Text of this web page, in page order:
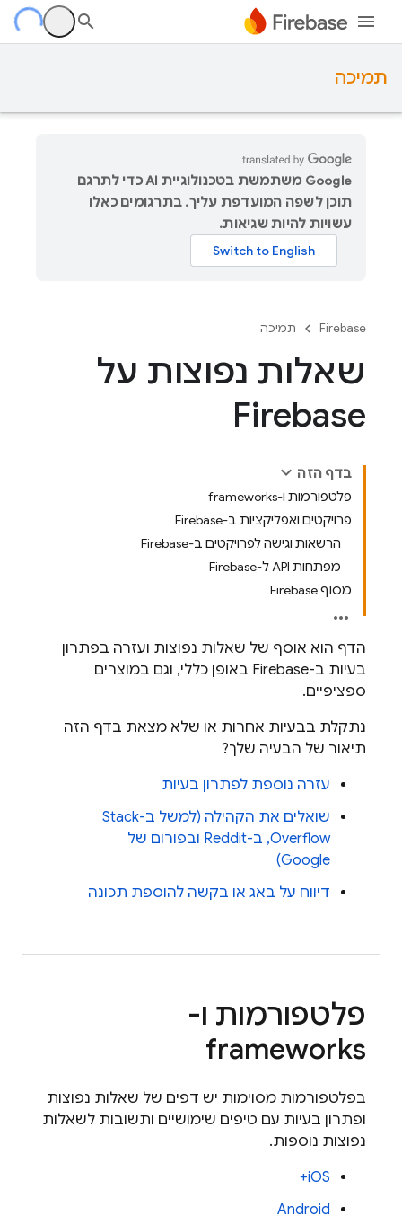
תמיכה
‫Google משתמשת בטכנולוגיית AI כדי לתרגם
תוכן לשפה המועדפת עליך. בתרגומים כאלו
עשויות להיות שגיאות.
Firebase תמיכה
שאלות נפוצות על
Firebase
בדף הזה
פלטפורמות ו-frameworks
פרויקטים ואפליקציות ב-Firebase
הרשאות וגישה לפרויקטים ב-Firebase
מפתחות API ל-Firebase
מסוף Firebase
הדף הוא אוסף של שאלות נפוצות ועזרה בפתרון
בעיות ב-Firebase באופן כללי, וגם במוצרים
ספציפיים.
נתקלת בבעיות אחרות או שלא מצאת בדף הזה
תיאור של הבעיה שלך?
עזרה נוספת לפתרון בעיות
שואלים את הקהילה (למשל ב-Stack
Overflow, ב-Reddit ובפורום של
Google)
דיווח על באג או בקשה להוספת תכונה
פלטפורמות ו-
frameworks
בפלטפורמות מסוימות יש דפים של שאלות נפוצות
ופתרון בעיות עם טיפים שימושיים ותשובות לשאלות
נפוצות נוספות.
iOS+
Android